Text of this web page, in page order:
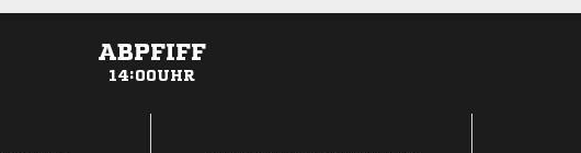
ABPFIFF
14:00UHR